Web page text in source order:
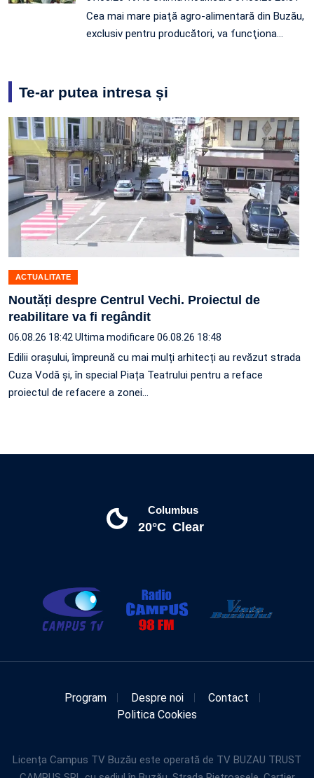
Cea mai mare piaţă agro-alimentară din Buzău,
exclusiv pentru producători, va funcţiona…
Te-ar putea intresa și
ACTUALITATE
Noutăți despre Centrul Vechi. Proiectul de
reabilitare va fi regândit
06.08.26 18:42 Ultima modificare 06.08.26 18:48
Edilii orașului, împreună cu mai mulți arhitecți au revăzut strada
Cuza Vodă și, în special Piața Teatrului pentru a reface
proiectul de refacere a zonei…
Columbus
20°C Clear
Program Despre noi
Contact
Politica Cookies
Licența Campus TV Buzău este operată de TV BUZAU TRUST